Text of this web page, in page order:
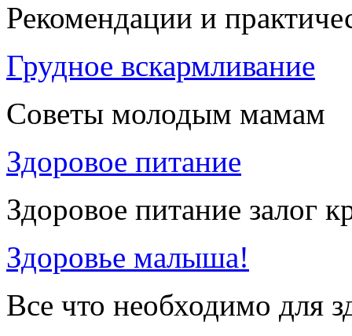
Рекомендации и
Грудное вскармливание
Советы молодым мамам
Здоровое питание
Здоровое питание залог
Здоровье малыша!
Все что необходимо для